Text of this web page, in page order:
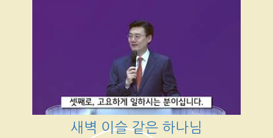
새벽 이슬 같은 하나님